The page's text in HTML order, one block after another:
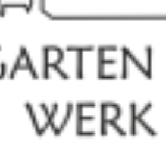
365 Outlook Live